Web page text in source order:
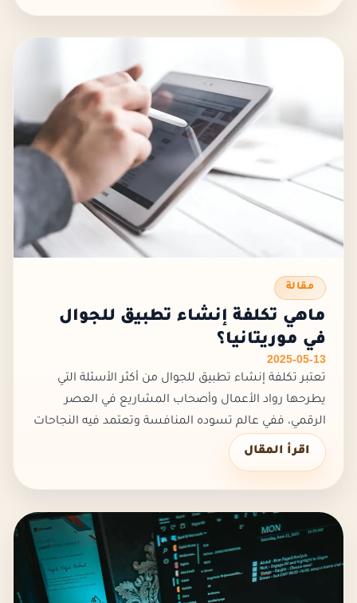
مقالة
ماهي تكلفة إنشاء تطبيق للجوال
في موريتانيا؟
2025-05-13
تعتبر تكلفة إنشاء تطبيق للجوال من أكثر الأسئلة التي
يطرحها رواد الأعمال وأصحاب المشاريع في العصر
الرقمي، ففي عالم تسوده المنافسة وتعتمد فيه النجاحات
على الحلول التقنية الذكية، أصبحت التطبيقات أداة رئيسية
لتوسيع الأعمال و...
اقرأ المقال